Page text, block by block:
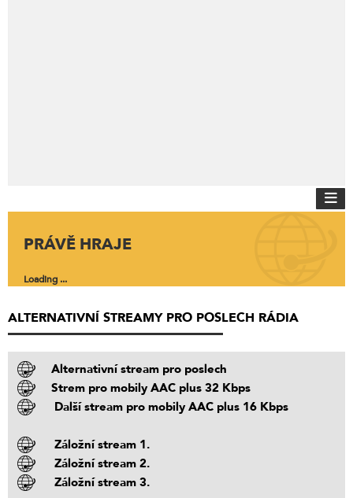
PRÁVĚ HRAJE
Loading ...
ALTERNATIVNÍ STREAMY PRO POSLECH RÁDIA
Alternativní stream pro poslech
Strem pro mobily AAC plus 32 Kbps
Další stream pro mobily AAC plus 16 Kbps
Záložní stream 1.
Záložní stream 2.
Záložní stream 3.